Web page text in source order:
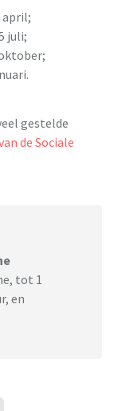
april;
juli;
gestelde
de Sociale
tot 1
en